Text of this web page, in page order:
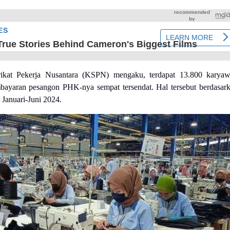
Pekerja Nusantara (KSPN) mengaku, terdapat 13.800
pesangon PHK-nya sempat tersendat. Hal tersebut
Juni 2024.